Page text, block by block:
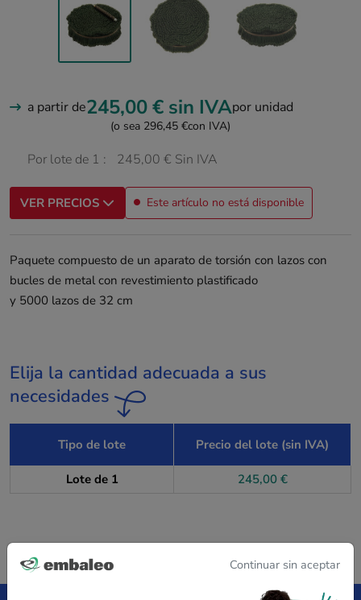
a partir de245,00 € sin IVApor unidad
(o sea 296,45 €con IVA)
Por lote de 1 : 245,00 € Sin IVA
VER PRECIOS Este artículo no está disponible
Paquete compuesto de un aparato de torsión con lazos con
bucles de metal con revestimiento plastificado
y 5000 lazos de 32 cm
Elija la cantidad adecuada a sus
necesidades
Tipo de lote Precio del lote (sin IVA)
Lote de 1 245,00 €
Continuar sin aceptar